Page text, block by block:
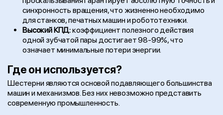
синхронность вращения, что жизненно необходимо
для станков, печатных машин и робототехники.
Высокий КПД:коэффициент полезного действия
одной зубчатой пары достигает 98-99%, что
означает минимальные потери энергии.
Где он используется?
Шестерни являются основой подавляющего большинства
машин и механизмов. Без них невозможно представить
современную промышленность.